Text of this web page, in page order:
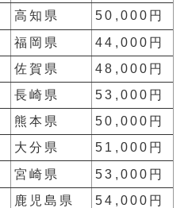
高知県
50,000円
福岡県
44,000円
佐賀県
48,000円
長崎県
53,000円
熊本県
50,000円
大分県
51,000円
宮崎県
53,000円
鹿児島県
54,000円